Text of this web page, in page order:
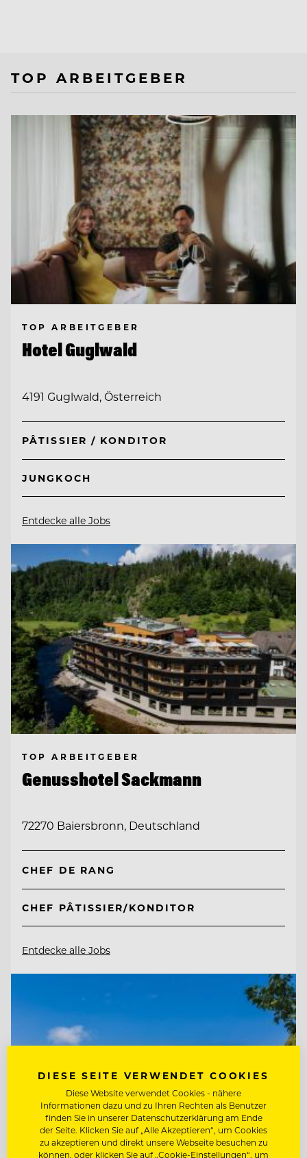
TOP ARBEITGEBER
TOP ARBEITGEBER
Hotel Guglwald
4191 Guglwald, Österreich
PÂTISSIER / KONDITOR
JUNGKOCH
Entdecke alle Jobs
TOP ARBEITGEBER
Genusshotel Sackmann
72270 Baiersbronn, Deutschland
CHEF DE RANG
CHEF PÂTISSIER/KONDITOR
Entdecke alle Jobs
DIESE SEITE VERWENDET COOKIES
Diese Website verwendet Cookies - nähere
Informationen dazu und zu Ihren Rechten als Benutzer
finden Sie in unserer Datenschutzerklärung am Ende
der Seite. Klicken Sie auf „Alle Akzeptieren“, um Cookies
zu akzeptieren und direkt unsere Webseite besuchen zu
können, oder klicken Sie auf „Cookie-Einstellungen“, um